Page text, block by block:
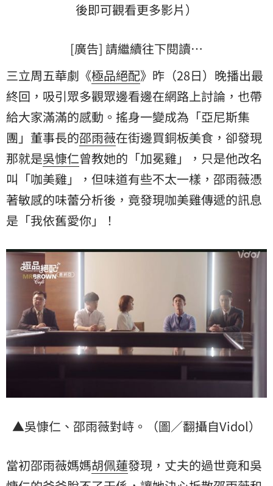
後即可觀看更多影片）
[廣告] 請繼續往下閱讀…
三立周五華劇《極品絕配》昨（28日）晚播出最
終回，吸引眾多觀眾邊看邊在網路上討論，也帶
給大家滿滿的感動。搖身一變成為「亞尼斯集
團」董事長的邵雨薇在街邊買銅板美食，卻發現
那就是吳慷仁曾教她的「加冕雞」，只是他改名
叫「咖美雞」，但味道有些不太一樣，邵雨薇憑
著敏感的味蕾分析後，竟發現咖美雞傳遞的訊息
是「我依舊愛你」！
▲吳慷仁、邵雨薇對峙。（圖／翻攝自Vidol）
當初邵雨薇媽媽胡佩蓮發現，丈夫的過世竟和吳